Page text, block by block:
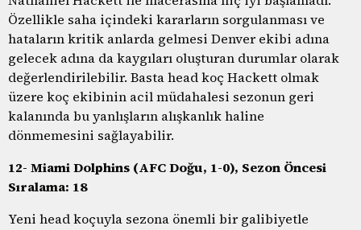
Özellikle saha içindeki kararların sorgulanması ve
hataların kritik anlarda gelmesi Denver ekibi adına
gelecek adına da kaygıları oluşturan durumlar olarak
değerlendirilebilir. Basta head koç Hackett olmak
üzere koç ekibinin acil müdahalesi sezonun geri
kalanında bu yanlışların alışkanlık haline
dönmemesini sağlayabilir.
12- Miami Dolphins (AFC Doğu, 1-0), Sezon Öncesi
Sıralama: 18
Yeni head koçuyla sezona önemli bir galibiyetle